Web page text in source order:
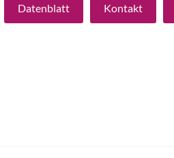
Datenblatt Kontakt